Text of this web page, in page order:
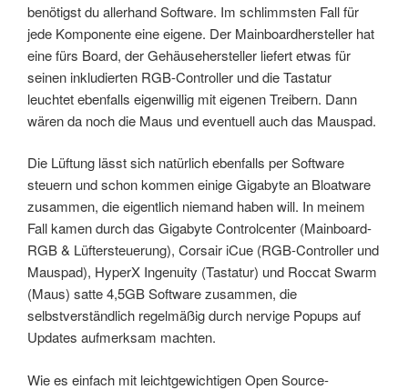
benötigst du allerhand Software. Im schlimmsten Fall für
jede Komponente eine eigene. Der Mainboardhersteller hat
eine fürs Board, der Gehäusehersteller liefert etwas für
seinen inkludierten RGB-Controller und die Tastatur
leuchtet ebenfalls eigenwillig mit eigenen Treibern. Dann
wären da noch die Maus und eventuell auch das Mauspad.
Die Lüftung lässt sich natürlich ebenfalls per Software
steuern und schon kommen einige Gigabyte an Bloatware
zusammen, die eigentlich niemand haben will. In meinem
Fall kamen durch das Gigabyte Controlcenter (Mainboard-
RGB & Lüftersteuerung), Corsair iCue (RGB-Controller und
Mauspad), HyperX Ingenuity (Tastatur) und Roccat Swarm
(Maus) satte 4,5GB Software zusammen, die
selbstverständlich regelmäßig durch nervige Popups auf
Updates aufmerksam machten.
Wie es einfach mit leichtgewichtigen Open Source-